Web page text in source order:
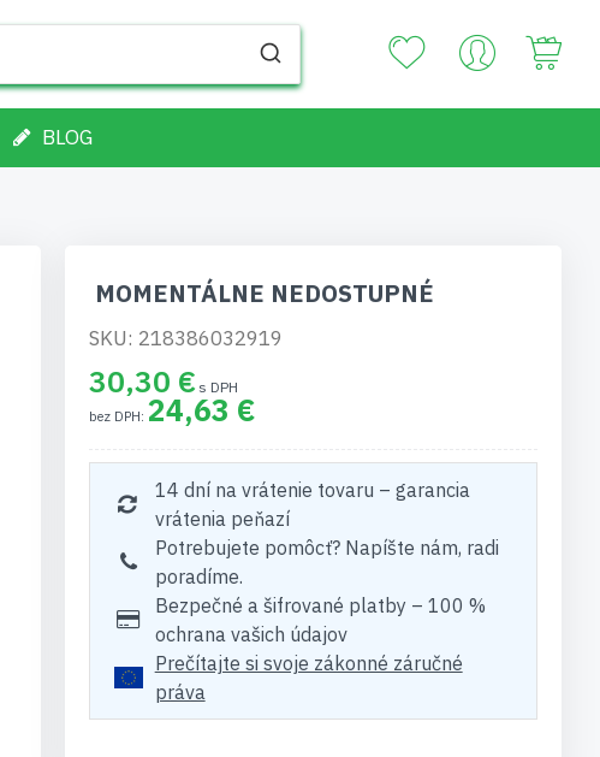
BLOG
MOMENTÁLNE NEDOSTUPNÉ
SKU: 218386032919
30,30 €
24,63 €
14 dní na vrátenie tovaru – garancia
vrátenia peňazí
Potrebujete pomôcť? Napíšte nám, radi
poradíme.
Bezpečné a šifrované platby – 100 %
ochrana vašich údajov
Prečítajte si svoje zákonné záručné
práva